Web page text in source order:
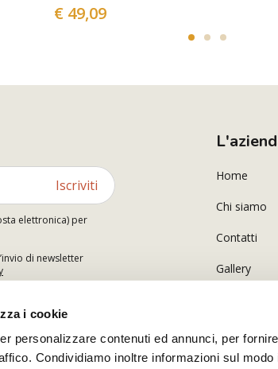
i cookie
personalizzare contenuti ed annunci, per
Condividiamo inoltre informazioni sul
€ 49,09
Iscriviti
elettronica) per
di newsletter
Home
Chi siamo
Contatti
Gallery